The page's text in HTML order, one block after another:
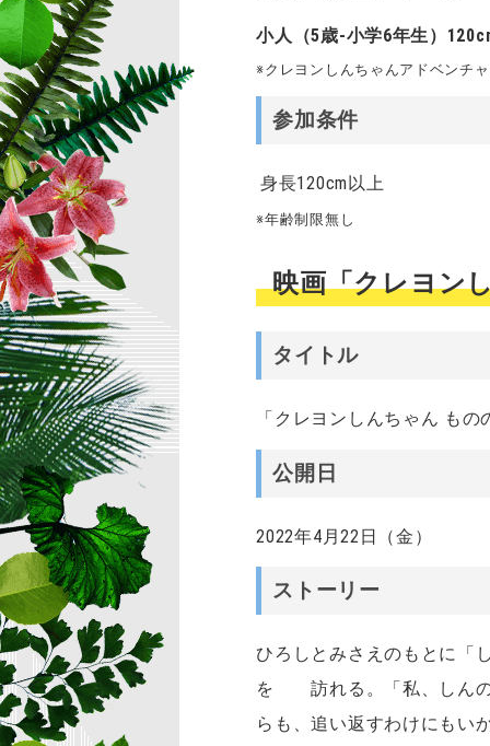
小人（5歳-小学6年生）
※クレヨンしんちゃんアドベンチ
参加条件
身長120cm以上
※年齢制限無し
映画「クレヨン
タイトル
「クレヨンしんちゃん も
公開日
2022年4月22日（金）
ストーリー
ひろしとみさえのもとに「
を 訪れる。「私、しんの
らも、追い返すわけにもい